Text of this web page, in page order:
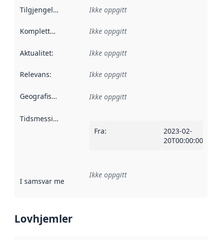
Tilgjengelighet Ikke oppgitt
Kompletthet Ikke oppgitt
Aktualitet: Ikke oppgitt
Relevans: Ikke oppgitt
Geografisk avgrensning :
Ikke oppgitt
Tidsmessig avgrensning
Fra:
2023-02-
20T00:00:00Z
I samsvar med Referanse til en implementasjonsregel
Ikke oppgitt
Lovhjemler